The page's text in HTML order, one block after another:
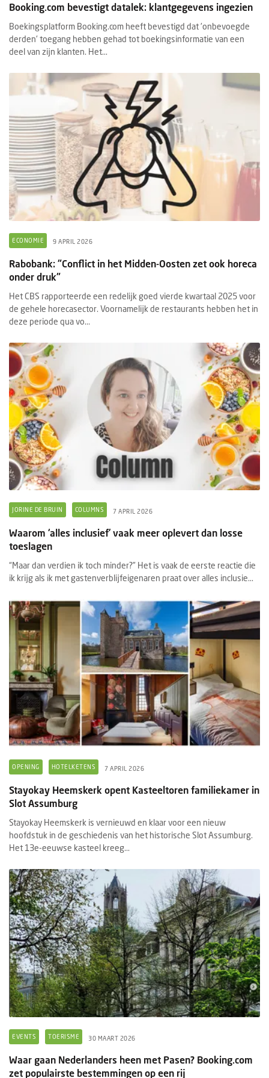
Booking.com bevestigt datalek: klantgegevens ingezien
Boekingsplatform Booking.com heeft bevestigd dat 'onbevoegde
derden' toegang hebben gehad tot boekingsinformatie van een
deel van zijn klanten. Het...
ECONOMIE 9 APRIL 2026
Rabobank: "Conflict in het Midden-Oosten zet ook horeca
onder druk"
Het CBS rapporteerde een redelijk goed vierde kwartaal 2025 voor
de gehele horecasector. Voornamelijk de restaurants hebben het in
deze periode qua vo...
JORINE DE BRUIN COLUMNS 7 APRIL 2026
Waarom ‘alles inclusief’ vaak meer oplevert dan losse
toeslagen
“Maar dan verdien ik toch minder?” Het is vaak de eerste reactie die
ik krijg als ik met gastenverblijfeigenaren praat over alles inclusie...
OPENING HOTELKETENS 7 APRIL 2026
Stayokay Heemskerk opent Kasteeltoren familiekamer in
Slot Assumburg
Stayokay Heemskerk is vernieuwd en klaar voor een nieuw
hoofdstuk in de geschiedenis van het historische Slot Assumburg.
Het 13e-eeuwse kasteel kreeg...
EVENTS TOERISME 30 MAART 2026
Waar gaan Nederlanders heen met Pasen? Booking.com
zet populairste bestemmingen op een rij